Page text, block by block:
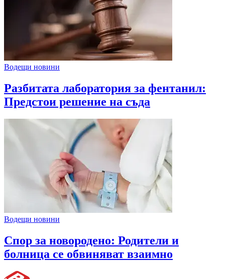
Водещи новини
Разбитата лаборатория за фентанил:
Предстои решение на съда
Водещи новини
Спор за новородено: Родители и
болница се обвиняват взаимно